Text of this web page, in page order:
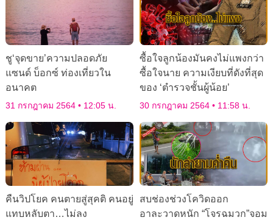
ชู‘จุดขาย’ความปลอดภัย
แซนด์ บ็อกซ์ ท่องเที่ยวใน
อนาคต
31 กรกฎาคม 2564 12:05 น.
ซื้อใจลูกน้องมันคงไม่แพงกว่า
ซื้อใจนาย ความเงียบที่ดังที่สุด
ของ ‘ตำรวจชั้นผู้น้อย’
30 กรกฎาคม 2564 11:58 น.
คืนวิปโยค คนตายสู่สุคติ คนอยู่
แทบหลับตา…ไม่ลง
สบช่องช่วงโควิดออก
อาละวาดหนัก “โจรฉมวก”จอม